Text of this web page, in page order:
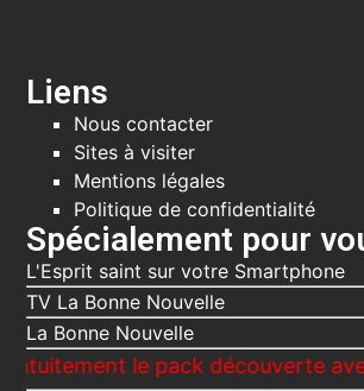
Liens
Nous contacter
Sites à visiter
Mentions légales
Politique de confidentialité
Spécialement pour
L'Esprit saint sur votre Smartphone
TV La Bonne Nouvelle
La Bonne Nouvelle
le pack découverte avec la